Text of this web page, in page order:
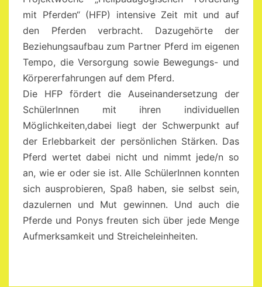
mit Pferden“ (HFP) intensive Zeit mit und auf
den Pferden verbracht. Dazugehörte der
Beziehungsaufbau zum Partner Pferd im eigenen
Tempo, die Versorgung sowie Bewegungs- und
Körpererfahrungen auf dem Pferd.
Die HFP fördert die Auseinandersetzung der
SchülerInnen mit ihren individuellen
Möglichkeiten,dabei liegt der Schwerpunkt auf
der Erlebbarkeit der persönlichen Stärken. Das
Pferd wertet dabei nicht und nimmt jede/n so
an, wie er oder sie ist. Alle SchülerInnen konnten
sich ausprobieren, Spaß haben, sie selbst sein,
dazulernen und Mut gewinnen. Und auch die
Pferde und Ponys freuten sich über jede Menge
Aufmerksamkeit und Streicheleinheiten.